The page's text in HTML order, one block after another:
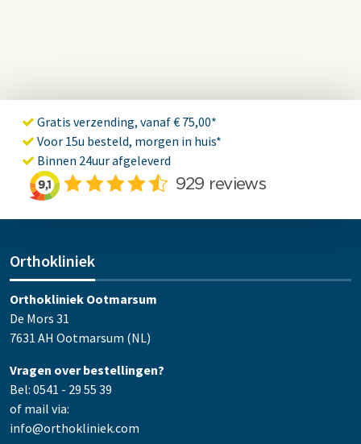
Gratis verzending, vanaf € 75,00*
Voor 15u besteld, morgen in huis*
Binnen 24uur afgeleverd
Orthokliniek
Orthokliniek Ootmarsum
De Mors 31
7631 AH Ootmarsum (NL)
Vragen over bestellingen?
Bel: 0541 - 29 55 39
of mail via:
info@orthokliniek.com